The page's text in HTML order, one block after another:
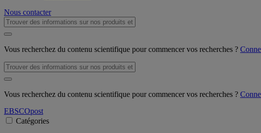
Nous contacter
Vous recherchez du contenu scientifique pour commencer vos recherches ?
Vous recherchez du contenu scientifique pour commencer vos recherches ?
EBSCOpost
Catégories